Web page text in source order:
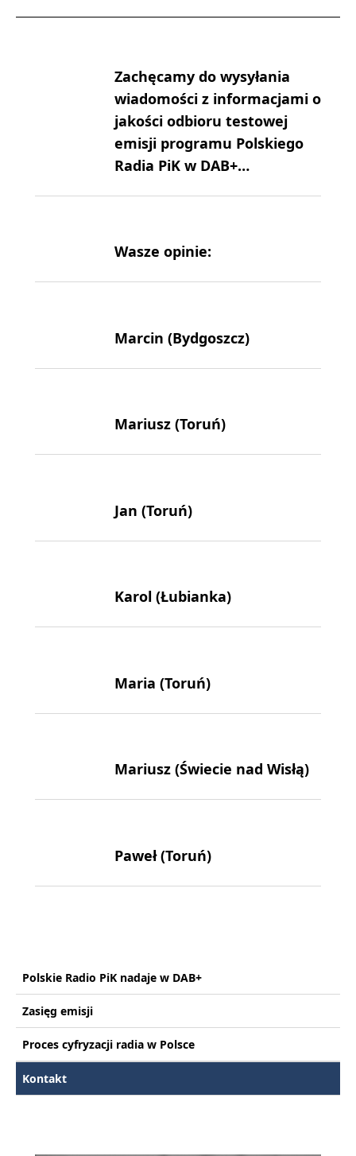
Zachęcamy do wysyłania
wiadomości z informacjami o
jakości odbioru testowej
emisji programu Polskiego
Radia PiK w DAB+…
Wasze opinie:
Marcin (Bydgoszcz)
Mariusz (Toruń)
Jan (Toruń)
Karol (Łubianka)
Maria (Toruń)
Mariusz (Świecie nad Wisłą)
Paweł (Toruń)
Polskie Radio PiK nadaje w DAB+
Zasięg emisji
Proces cyfryzacji radia w Polsce
Kontakt